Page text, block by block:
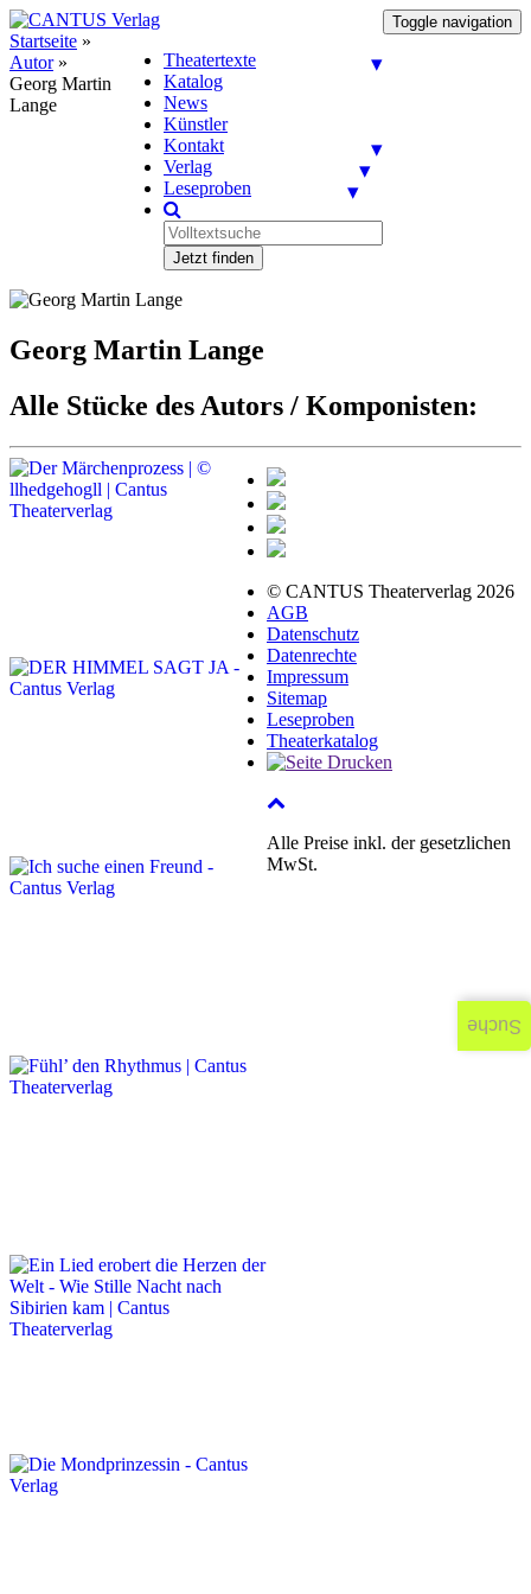
Toggle navigation
Theatertexte
Katalog
News
Künstler
Kontakt
Verlag
Leseproben
Jetzt finden
Startseite »
Autor»
Georg Martin
Lange
Georg Martin Lange
Alle Stücke des Autors / Komponisten:
© CANTUS Theaterverlag 2026
AGB
Datenschutz
Datenrechte
Impressum
Sitemap
Leseproben
Theaterkatalog
Alle Preise inkl. der gesetzlichen
MwSt.
Suche